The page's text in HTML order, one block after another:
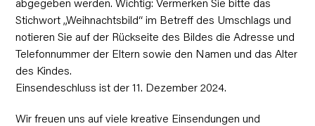
Stichwort „Weihnachtsbild“ im Betreff des Umschlags und
notieren Sie auf der Rückseite des Bildes die Adresse und
Telefonnummer der Eltern sowie den Namen und das Alter
des Kindes.
Einsendeschluss ist der 11. Dezember 2024.
Wir freuen uns auf viele kreative Einsendungen und